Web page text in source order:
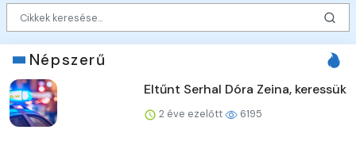
Népszerű
Eltűnt Serhal Dóra Zeina, keressük
2 éve ezelőtt 6195